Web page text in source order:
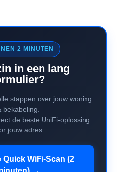
2 MINUTEN
in een lang
stappen over jouw woning
bekabeling.
de beste UniFi-oplossing
jouw adres.
Quick WiFi-Scan (2